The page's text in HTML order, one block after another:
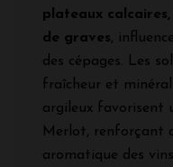
plateaux
de graves,
des cépages. Les
fraîcheur et
argileux favorisent
Merlot, renforçant
aromatique des